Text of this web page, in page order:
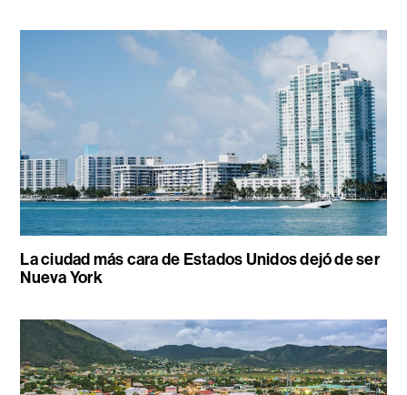
La ciudad más cara de Estados Unidos dejó de ser
Nueva York